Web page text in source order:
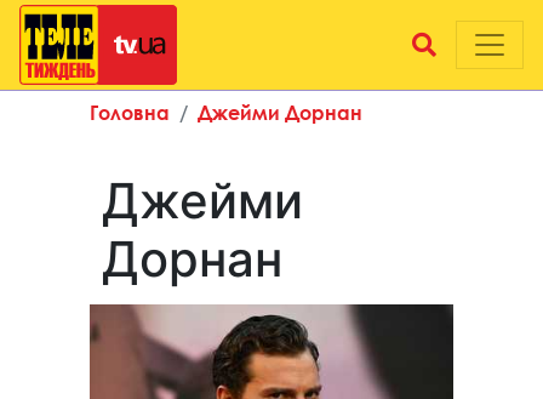
Головна Джейми Дорнан
Джейми
Дорнан